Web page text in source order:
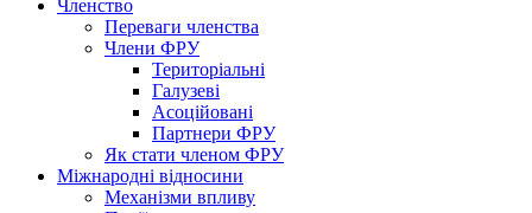
Членство
Переваги членства
Члени ФРУ
Територіальні
Галузеві
Асоційовані
Партнери ФРУ
Як стати членом ФРУ
Міжнародні відносини
Механізми впливу